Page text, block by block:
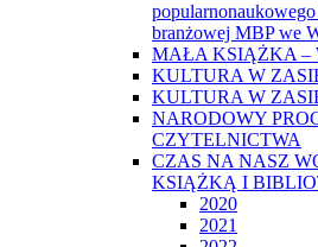
branżowej MBP we
MAŁA KSIĄŻKA –
KULTURA W
KULTURA W
NARODOWY
CZYTELNICTWA
CZAS NA NASZ
KSIĄŻKĄ I
2020
2021